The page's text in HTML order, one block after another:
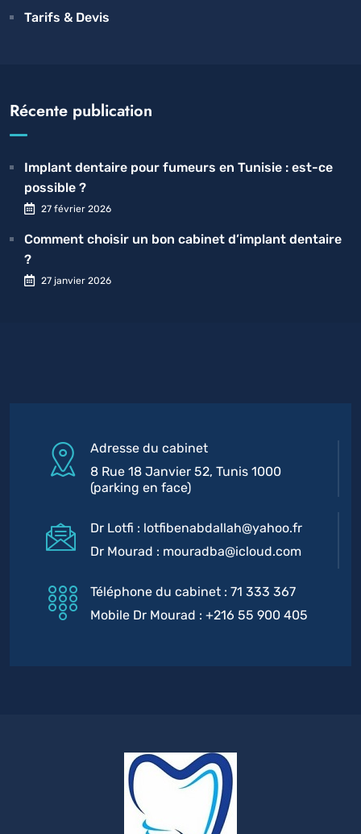
Tarifs & Devis
Récente publication
Implant dentaire pour fumeurs en Tunisie : est-ce
possible ?
27 février 2026
Comment choisir un bon cabinet d’implant dentaire
?
27 janvier 2026
Adresse du cabinet
8 Rue 18 Janvier 52, Tunis 1000
(parking en face)
Dr Lotfi : lotfibenabdallah@yahoo.fr
Dr Mourad : mouradba@icloud.com
Téléphone du cabinet : 71 333 367
Mobile Dr Mourad : +216 55 900 405